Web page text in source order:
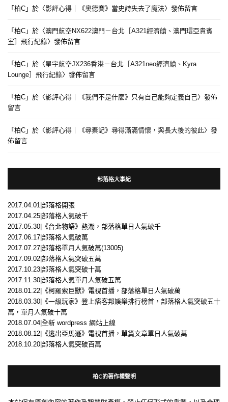
「 柏C 」於〈影評心得｜《奧德賽》當史詩失去了魔法〉發佈留言
「 柏C 」於〈澳門航空NX622澳門－台北［A321經濟艙、澳門環亞貴賓
室］飛行紀錄〉發佈留言
「 柏C 」於〈星宇航空JX236香港－台北［A321neo經濟艙、Kyra
Lounge］飛行紀錄〉發佈留言
「 柏C 」於〈影評心得｜《我們不是什麼》只有自己能夠定義自己〉發佈
留言
「 柏C 」於〈影評心得｜《尋秦記》尋得滿滿情懷，與長大後的彼此〉發
佈留言
部落格大事紀
2017.04.01|部落格開張
2017.04.25|部落格人氣破千
2017.05.30|《台北物語》熱潮，部落格單日人氣破千
2017.06.17|部落格人氣破萬
2017.07.27|部落格單月人氣破萬(13005)
2017.09.02|部落格人氣突破五萬
2017.10.23|部落格人氣突破十萬
2017.11.30|部落格人氣單月人氣破五萬
2018.01.22|《柯羅索巨獸》電視首播，部落格單日人氣破萬
2018.03.30|《一級玩家》登上痞客邦娛樂排行榜首，部落格人氣突破五十
萬，單月人氣破十萬
2018.07.04|全新 wordpress 網站上線
2018.08.12|《逃出亞馬遜》電視首播，單篇文章單日人氣破萬
2018.10.20|部落格人氣突破百萬
柏C的著作權聲明